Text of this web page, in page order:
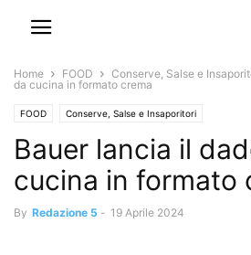
Home FOOD Conserve, Salse e
da cucina in formato crema
FOOD Conserve, Salse e Insaporitori
Bauer lancia il
cucina in formato
By Redazione 5 - 19 Aprile 2024